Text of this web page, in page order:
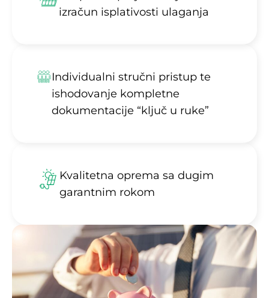
izračun isplativosti ulaganja
Individualni stručni pristup te
ishodovanje kompletne
dokumentacije “ključ u ruke”
Kvalitetna oprema sa dugim
garantnim rokom